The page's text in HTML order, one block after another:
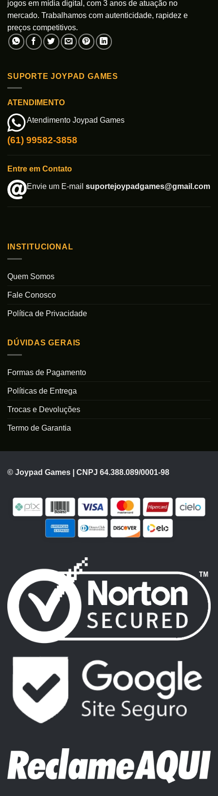
jogos em mídia digital, com 3 anos de atuação no
mercado. Trabalhamos com autenticidade, rapidez e
preços competitivos.
SUPORTE JOYPAD GAMES
ATENDIMENTO
Atendimento Joypad Games
(61) 99582-3858
Entre em Contato
Envie um E-mail suportejoypadgames@gmail.com
INSTITUCIONAL
Quem Somos
Fale Conosco
Política de Privacidade
DÚVIDAS GERAIS
Formas de Pagamento
Políticas de Entrega
Trocas e Devoluções
Termo de Garantia
© Joypad Games | CNPJ 64.388.089/0001-98